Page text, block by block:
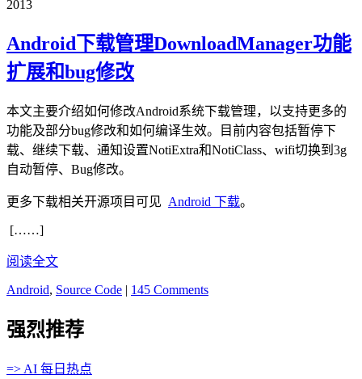
2013
Android下载管理DownloadManager功能
扩展和bug修改
本文主要介绍如何修改Android系统下载管理，以支持更多的
功能及部分bug修改和如何编译生效。目前内容包括暂停下
载、继续下载、通知设置NotiExtra和NotiClass、wifi切换到3g
自动暂停、Bug修改。
更多下载相关开源项目可见 Android 下载。
[……]
阅读全文
Android, Source Code | 145 Comments
强烈推荐
=> AI 每日热点